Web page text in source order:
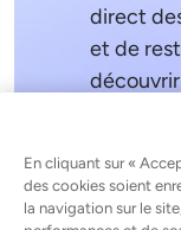
direct
et de
En cliquant sur «
des cookies soient
la navigation sur le